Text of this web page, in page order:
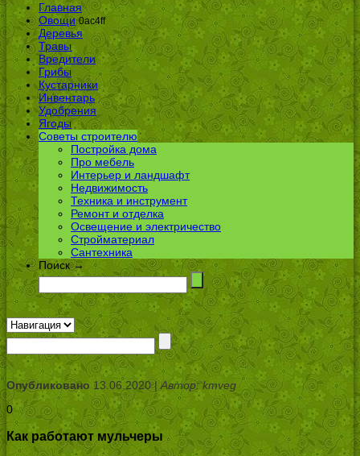
Главная
Овощи 0ac4ff
Деревья
Травы
Вредители
Грибы
Кустарники
Инвентарь
Удобрения
Ягоды
Советы строителю
Постройка дома
Про мебель
Интерьер и ландшафт
Недвижимость
Техника и инструмент
Ремонт и отделка
Освещение и электричество
Стройматериал
Сантехника
Поиск →
Опубликовано13.06.2020 |Автор: kmveg
0
Как работают мульчеры